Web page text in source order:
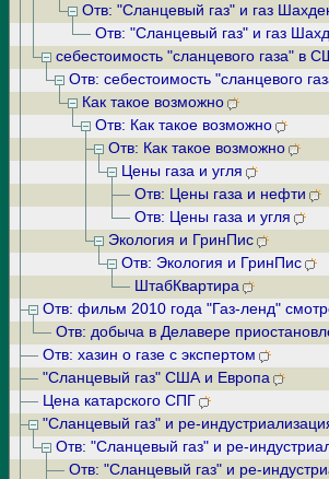
Отв: "Сланцевый газ" и газ
Отв: "Сланцевый газ" и газ
себестоимость "сланцевого газа" в
Отв: себестоимость "сланцевого
Как такое возможно
Отв: Как такое возможно
Отв: Как такое возможно
Цены газа и угля
Отв: Цены газа и нефти
Отв: Цены газа и угля
Экология и ГринПис
Отв: Экология и ГринПис
ШтабКвартира
Отв: фильм 2010 года "Газ-ленд"
Отв: добыча в Делавере
Отв: хазин о газе с экспертом
"Сланцевый газ" США и Европа
Цена катарского СПГ
"Сланцевый газ" и ре-
Отв: "Сланцевый газ" и ре-
Отв: "Сланцевый газ" и ре-